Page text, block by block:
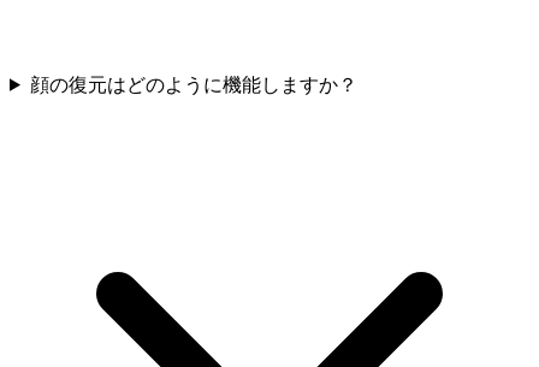
顔の復元はどのように機能しますか？